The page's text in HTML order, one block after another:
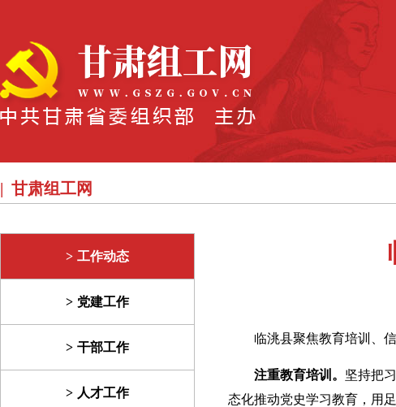
甘肃组工网
工作动态
党建工作
干部工作
人才工作
临洮县聚焦教育培训、
注重教育培训。 坚持把
态化推动党史学习教育，用